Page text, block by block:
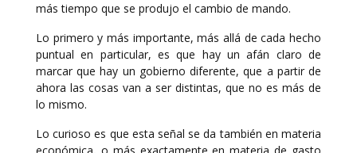
más tiempo que se produjo el cambio de mando.
Lo primero y más importante, más allá de cada hecho
puntual en particular, es que hay un afán claro de
marcar que hay un gobierno diferente, que a partir de
ahora las cosas van a ser distintas, que no es más de
lo mismo.
Lo curioso es que esta señal se da también en materia